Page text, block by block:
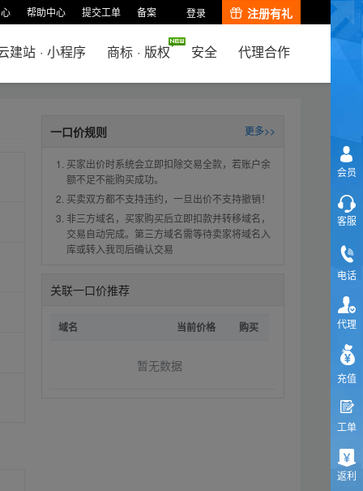
帮助中心 提交工单 备案 登录 注册有礼
建站 · 小程序 商标 · 版权 安全 代理合作
一口价规则 更多>>
买家出价时系统会立即扣除交易全款，若账户余
额不足不能购买成功。
买卖双方都不支持违约，一旦出价不支持撤销！
非三方域名，买家购买后立即扣款并转移域名，
交易自动完成。第三方域名需等待卖家将域名入
库或转入我司后确认交易
关联一口价推荐
域名 当前价格 购买
暂无数据
会员
客服
电话
代理
充值
工单
返利